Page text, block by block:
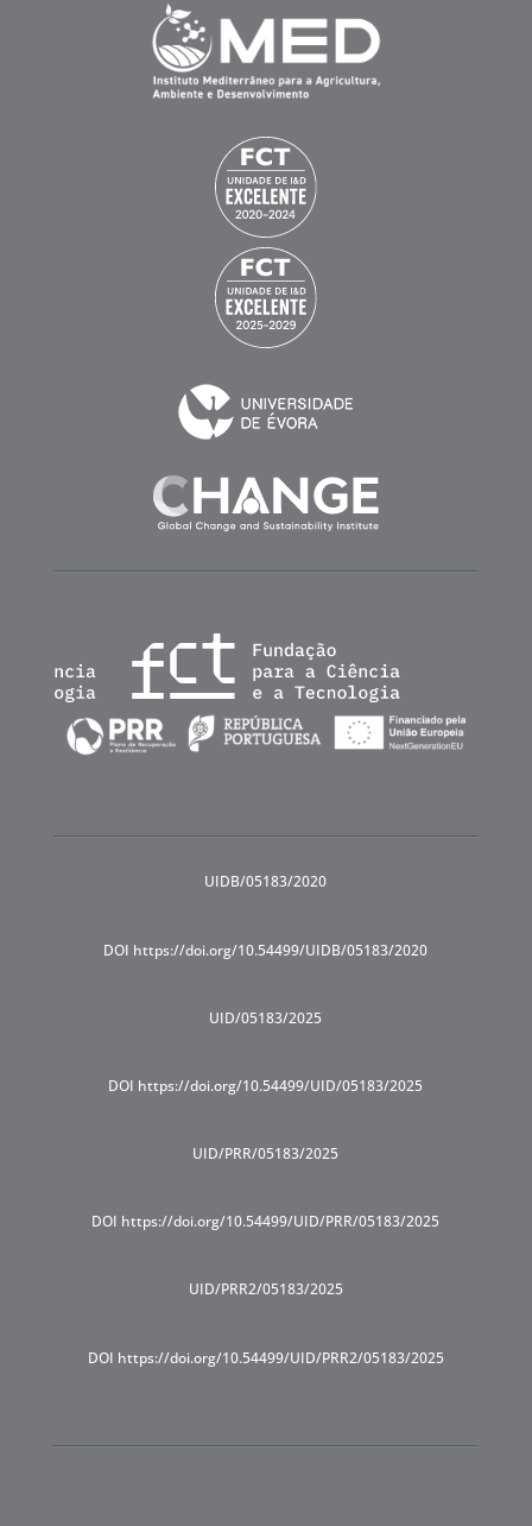
UIDB/05183/2020
DOI https://doi.org/10.54499/UIDB/05183/2020
UID/05183/2025
DOI https://doi.org/10.54499/UID/05183/2025
UID/PRR/05183/2025
DOI https://doi.org/10.54499/UID/PRR/05183/2025
UID/PRR2/05183/2025
DOI https://doi.org/10.54499/UID/PRR2/05183/2025